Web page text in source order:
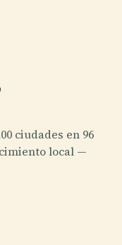
ciudades en 96
local —